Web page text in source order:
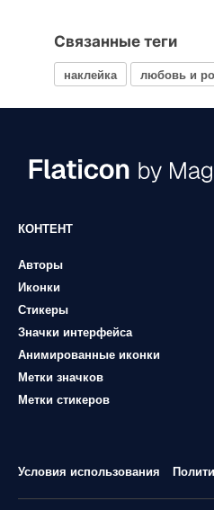
Связанные теги
наклейка любовь и
КОНТЕНТ
Авторы
Иконки
Стикеры
Значки интерфейса
Анимированные иконки
Метки значков
Метки стикеров
Условия использования